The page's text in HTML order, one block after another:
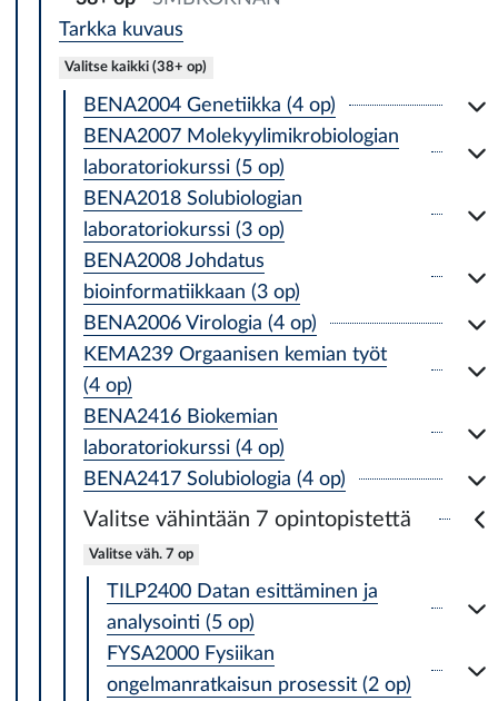
Tarkka kuvaus
Valitse kaikki (38+ op)
BENA2004 Genetiikka (4 op)
BENA2007 Molekyylimikrobiologian
laboratoriokurssi (5 op)
BENA2018 Solubiologian
laboratoriokurssi (3 op)
BENA2008 Johdatus
bioinformatiikkaan (3 op)
BENA2006 Virologia (4 op)
KEMA239 Orgaanisen kemian työt
(4 op)
BENA2416 Biokemian
laboratoriokurssi (4 op)
BENA2417 Solubiologia (4 op)
Valitse vähintään 7 opintopistettä
Valitse väh. 7 op
TILP2400 Datan esittäminen ja
analysointi (5 op)
FYSA2000 Fysiikan
ongelmanratkaisun prosessit (2 op)